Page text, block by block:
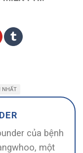
NHẤT
của bệnh
một